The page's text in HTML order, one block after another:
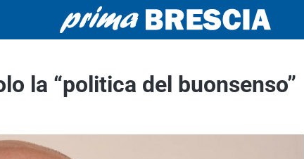
la “politica del buonsenso”